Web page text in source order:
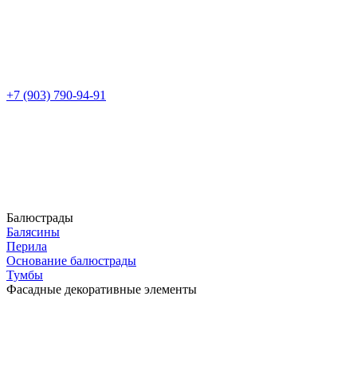
+7 (903) 790-94-91
Балюстрады
Балясины
Перила
Основание балюстрады
Тумбы
Фасадные декоративные элементы